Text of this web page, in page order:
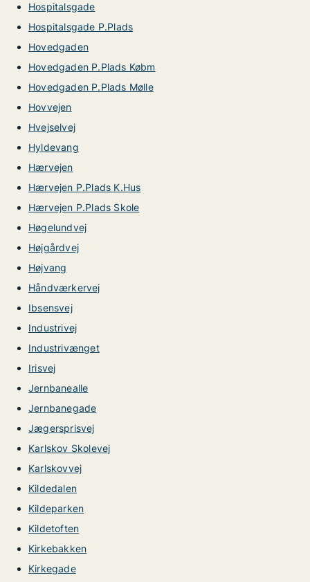
Hospitalsgade
Hospitalsgade P.Plads
Hovedgaden
Hovedgaden P.Plads Købm
Hovedgaden P.Plads Mølle
Hovvejen
Hvejselvej
Hyldevang
Hærvejen
Hærvejen P.Plads K.Hus
Hærvejen P.Plads Skole
Høgelundvej
Højgårdvej
Højvang
Håndværkervej
Ibsensvej
Industrivej
Industrivænget
Irisvej
Jernbanealle
Jernbanegade
Jægersprisvej
Karlskov Skolevej
Karlskovvej
Kildedalen
Kildeparken
Kildetoften
Kirkebakken
Kirkegade